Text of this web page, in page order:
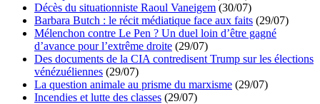
Décès du situationniste Raoul Vaneigem (30/07)
Barbara Butch : le récit médiatique face aux faits (29/07)
Mélenchon contre Le Pen ? Un duel loin d’être gagné
d’avance pour l’extrême droite (29/07)
Des documents de la CIA contredisent Trump sur les élections
vénézuéliennes (29/07)
La question animale au prisme du marxisme (29/07)
Incendies et lutte des classes (29/07)